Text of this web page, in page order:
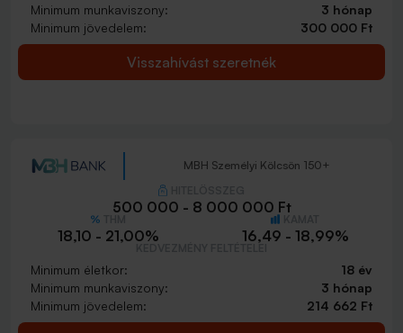
Minimum munkaviszony:
3 hónap
Minimum jövedelem:
300 000 Ft
Visszahívást szeretnék
MBH Személyi Kölcsön 150+
500 000 - 8 000 000 Ft
18,10 - 21,00% 16,49 - 18,99%
Minimum életkor:
18 év
Minimum munkaviszony:
3 hónap
Minimum jövedelem:
214 662 Ft